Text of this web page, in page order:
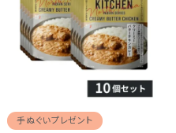
手ぬぐいプレゼント